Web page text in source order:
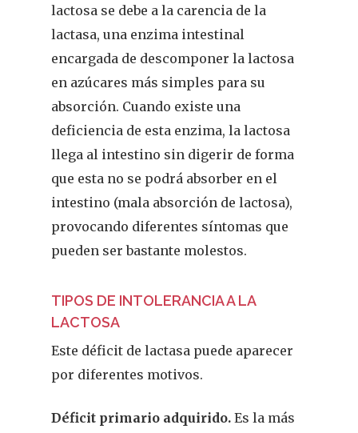
lactosa se debe a la carencia de la
lactasa, una enzima intestinal
encargada de descomponer la lactosa
en azúcares más simples para su
absorción. Cuando existe una
deficiencia de esta enzima, la lactosa
llega al intestino sin digerir de forma
que esta no se podrá absorber en el
intestino (mala absorción de lactosa),
provocando diferentes síntomas que
pueden ser bastante molestos.
TIPOS DE INTOLERANCIA A LA
LACTOSA
Este déficit de lactasa puede aparecer
por diferentes motivos.
Déficit primario adquirido. Es la más